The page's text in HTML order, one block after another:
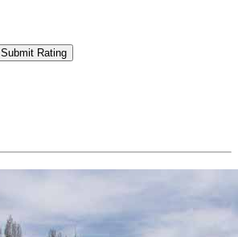
Submit Rating